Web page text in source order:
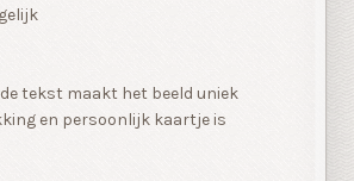
tekst maakt het beeld uniek
en persoonlijk kaartje is